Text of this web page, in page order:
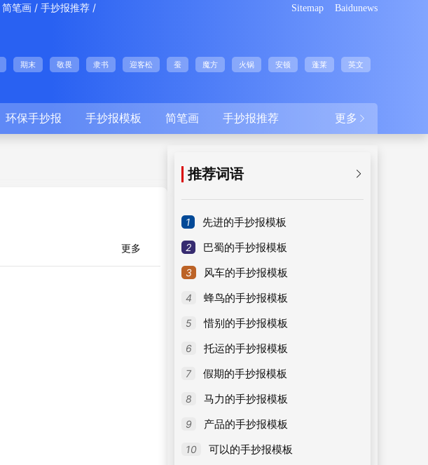
简笔画 / 手抄报推荐 / Sitemap Baidunews
期末 敬畏 隶书 迎客松 蚕 魔方 火锅 安顿 蓬莱 英文
更多 
环保手抄报 手抄报模板 简笔画 手抄报推荐
更多

推荐词语
1 先进的手抄报模板
2 巴蜀的手抄报模板
3 风车的手抄报模板
4 蜂鸟的手抄报模板
5 惜别的手抄报模板
6 托运的手抄报模板
7 假期的手抄报模板
8 马力的手抄报模板
9 产品的手抄报模板
10 可以的手抄报模板